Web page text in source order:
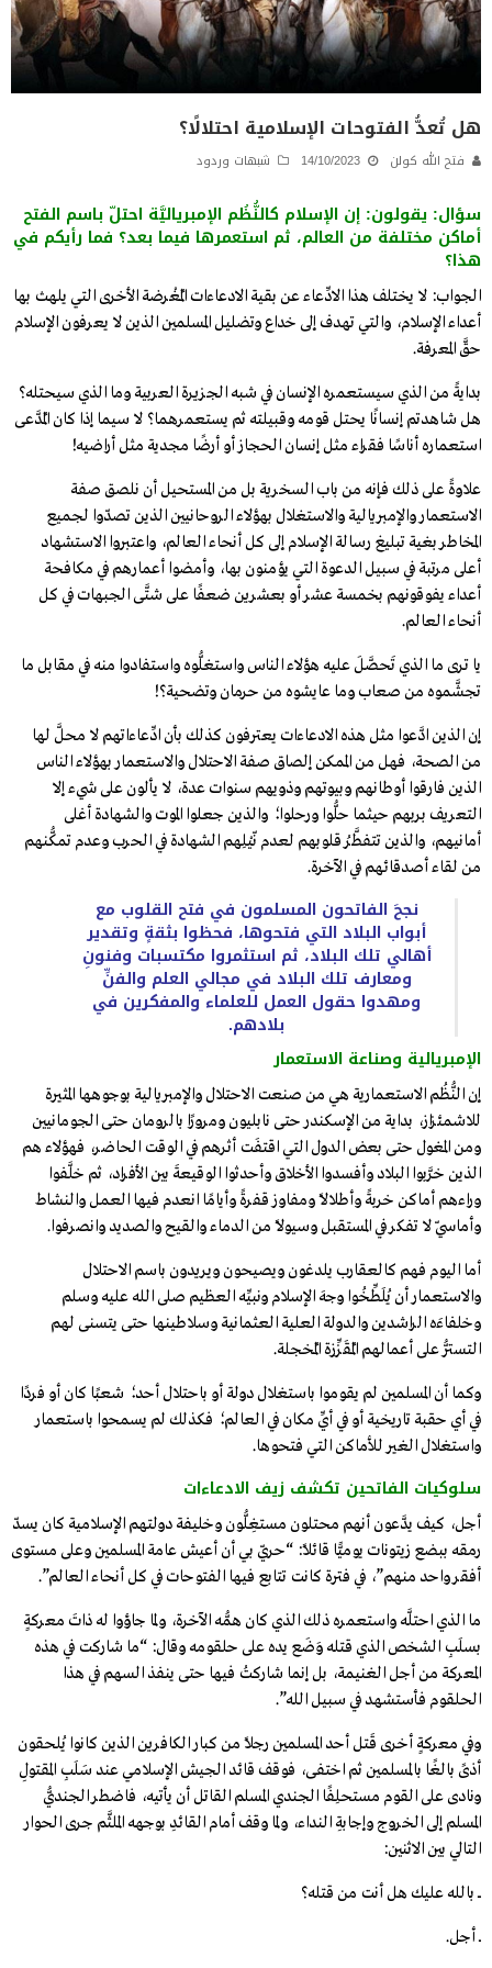
هل تُعدُّ الفتوحات الإسلامية احتلالًا؟
فتح الله كولن 14/10/2023 شبهات وردود
سؤال: يقولون: إن الإسلام كالنُّظُم الإمبرياليَّة احتلّ باسم الفتح
أماكن مختلفة من العالم، ثم استعمرها فيما بعد؟ فما رأيكم في
هذا؟
الجواب: لا يختلف هذا الادِّعاء عن بقية الادعاءات المُغْرضة الأخرى التي يلهث بها
أعداء الإسلام، والتي تهدف إلى خداع وتضليل المسلمين الذين لا يعرفون الإسلام
حقَّ المعرفة.
بدايةً من الذي سيستعمره الإنسان في شبه الجزيرة العربية وما الذي سيحتله؟
هل شاهدتم إنسانًا يحتل قومه وقبيلته ثم يستعمرهما؟ لا سيما إذا كان المُدَّعى
استعماره أناسًا فقراء مثل إنسان الحجاز أو أرضًا مجدية مثل أراضيه!
علاوةً على ذلك فإنه من باب السخرية بل من المستحيل أن نلصق صفة
الاستعمار والإمبريالية والاستغلال بهؤلاء الروحانيين الذين تصدّوا لجميع
المخاطر بغية تبليغ رسالة الإسلام إلى كل أنحاء العالم، واعتبروا الاستشهاد
أعلى مرتبة في سبيل الدعوة التي يؤمنون بها، وأمضوا أعمارهم في مكافحة
أعداء يفوقونهم بخمسة عشر أو بعشرين ضعفًا على شتَّى الجبهات في كل
أنحاء العالم.
يا ترى ما الذي تَحصَّلَ عليه هؤلاء الناس واستغلُّوه واستفادوا منه في مقابل ما
تجشَّموه من صعاب وما عايشوه من حرمان وتضحية؟!
إن الذين ادَّعوا مثل هذه الادعاءات يعترفون كذلك بأن ادِّعاءاتهم لا محلَّ لها
من الصحة، فهل من الممكن إلصاق صفة الاحتلال والاستعمار بهؤلاء الناس
الذين فارقوا أوطانهم وبيوتهم وذويهم سنوات عدة، لا يألون على شيء إلا
التعريف بربهم حيثما حلُّوا ورحلوا؛ والذين جعلوا الموت والشهادة أغلى
أمانيهم، والذين تتفطَّرُ قلوبهم لعدم نّيْلِهم الشهادة في الحرب وعدم تمكُّنهم
من لقاء أصدقائهم في الآخرة.
نجحَ الفاتحون المسلمون في فتح القلوب مع
أبواب البلاد التي فتحوها، فحظوا بثقةٍ وتقدير
أهالي تلك البلاد، ثم استثمروا مكتسبات وفنونِ
ومعارف تلك البلاد في مجالي العلم والفنِّ
ومهدوا حقول العمل للعلماء والمفكرين في
بلادهم.
الإمبريالية وصناعة الاستعمار
إن النُّظُم الاستعمارية هي من صنعت الاحتلال والإمبريالية بوجوهها المثيرة
للاشمئزاز، بداية من الإسكندر حتى نابليون ومرورًا بالرومان حتى الجومانيين
ومن المغول حتى بعض الدول التي اقتفَت أثرهم في الوقت الحاضر، فهؤلاء هم
الذين خرَّبوا البلاد وأفسدوا الأخلاق وأحدثوا الوقيعةَ بين الأفراد، ثم خلَّفوا
وراءهم أماكن خربةً وأطلالًا ومفاوز قفرةً وأيامًا انعدم فيها العمل والنشاط
وأماسيّ لا تفكر في المستقبل وسيولًا من الدماء والقيح والصديد وانصرفوا.
أما اليوم فهم كالعقارب يلدغون ويصيحون ويريدون باسم الاحتلال
والاستعمار أن يُلَطِّخُوا وجهَ الإسلام ونبيِّه العظيم صلى الله عليه وسلم
وخلفاءَه الراشدين والدولة العلية العثمانية وسلاطينها حتى يتسنى لهم
التستُّر على أعمالهم المُقَزِّزة المُخجلة.
وكما أن المسلمين لم يقوموا باستغلال دولة أو باحتلال أحد؛ شعبًا كان أو فردًا
في أي حقبة تاريخية أو في أيِّ مكان في العالم؛ فكذلك لم يسمحوا باستعمار
واستغلال الغير للأماكن التي فتحوها.
سلوكيات الفاتحين تكشف زيف الادعاءات
أجل، كيف يدَّعون أنهم محتلون مستغِلُّون وخليفة دولتهم الإسلامية كان يسدّ
رمقه ببضع زيتونات يوميًّا قائلًا: “حريّ بي أن أعيش عامة المسلمين وعلى مستوى
أفقر واحد منهم”، في فترة كانت تتابع فيها الفتوحات في كل أنحاء العالم”.
ما الذي احتلَّه واستعمره ذلك الذي كان همُّه الآخرة، ولما جاؤوا له ذاتَ معركةٍ
بسلَبِ الشخص الذي قتله وَضَع يده على حلقومه وقال: “ما شاركت في هذه
المعركة من أجل الغنيمة، بل إنما شاركتُ فيها حتى ينفذ السهم في هذا
الحلقوم فأستشهد في سبيل الله”.
وفي معركةٍ أخرى قَتل أحد المسلمين رجلًا من كبار الكافرين الذين كانوا يُلحقون
أذىً بالغًا بالمسلمين ثم اختفى، فوقف قائد الجيش الإسلامي عند سَلَبِ المقتولِ
ونادى على القوم مستحلِفًا الجندي المسلم القاتل أن يأتيه، فاضطر الجنديُّ
المسلم إلى الخروج وإجابةِ النداء، ولما وقف أمام القائدِ بوجهه الملثَّم جرى الحوار
التالي بين الاثنين:
ـــ بالله عليك هل أنت من قتله؟
ــ أجل.